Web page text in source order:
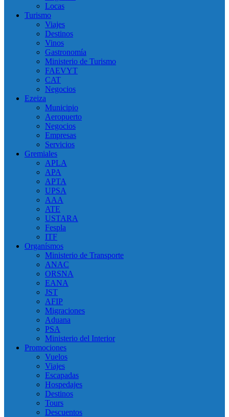
Locas
Turismo
Viajes
Destinos
Vinos
Gastronomía
Ministerio de Turismo
FAEVYT
CAT
Negocios
Ezeiza
Municipio
Aeropuerto
Negocios
Empresas
Servicios
Gremiales
APLA
APA
APTA
UPSA
AAA
ATE
USTARA
Fespla
ITF
Organísmos
Ministerio de Transporte
ANAC
ORSNA
EANA
JST
AFIP
Migraciones
Aduana
PSA
Ministerio del Interior
Promociones
Vuelos
Viajes
Escapadas
Hospedajes
Destinos
Tours
Descuentos